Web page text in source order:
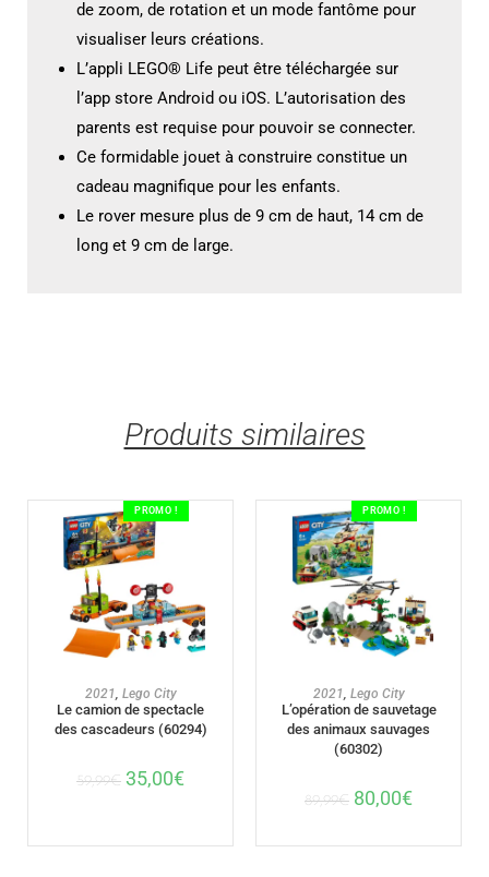
de zoom, de rotation et un mode fantôme pour
visualiser leurs créations.
L’appli LEGO® Life peut être téléchargée sur
l’app store Android ou iOS. L’autorisation des
parents est requise pour pouvoir se connecter.
Ce formidable jouet à construire constitue un
cadeau magnifique pour les enfants.
Le rover mesure plus de 9 cm de haut, 14 cm de
long et 9 cm de large.
Produits similaires
PROMO !
AJOUTER AU PANIER
2021, Lego City
Le camion de spectacle
des cascadeurs (60294)
59,99€ 35,00€
PROMO !
AJOUTER AU PANIER
2021, Lego City
L’opération de sauvetage
des animaux sauvages
(60302)
89,99€ 80,00€